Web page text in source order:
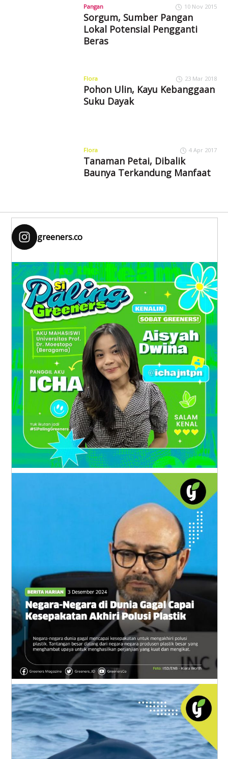
Pangan 10 Nov 2015
Sorgum, Sumber Pangan
Lokal Potensial Pengganti
Beras
Flora 23 Mar 2018
Pohon Ulin, Kayu Kebanggaan
Suku Dayak
Flora 4 Apr 2017
Tanaman Petai, Dibalik
Baunya Terkandung Manfaat
greeners.co